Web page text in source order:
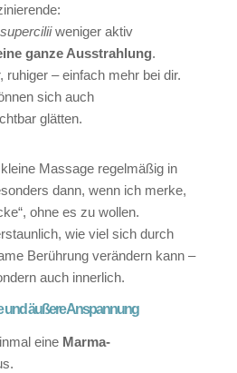
weniger aktiv
ganze Ausstrahlung.
ruhiger – einfach mehr bei dir.
sich auch
glätten.
Massage regelmäßig in
dann, wenn ich merke,
ohne es zu wollen.
wie viel sich durch
Berührung verändern kann –
auch innerlich.
und äußere Anspannung
eine Marma-